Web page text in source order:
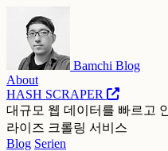
Bamchi Blog
About
HASH SCRAPER
대규모 웹 데이터를 빠르고
라이즈 크롤링 서비스
Blog Serien